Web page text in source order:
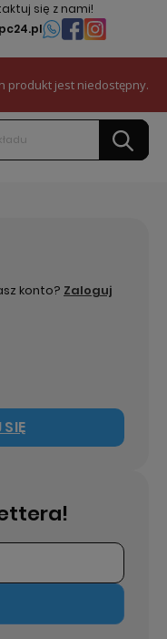
się z nami!
0
dostawy:
produkt jest niedostępny.
konto? Zaloguj